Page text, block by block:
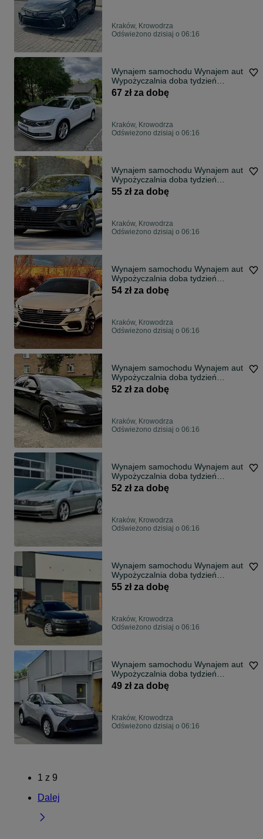
Kraków, Krowodrza
Odświeżono dzisiaj o 06:16
Wynajem samochodu Wynajem аut
Wypożyczalnia doba tydzień
wypożyczenie
67 zł za dobę
Kraków, Krowodrza
Odświeżono dzisiaj o 06:16
Wynajem samochodu Wynajem аut
Wypożyczalnia doba tydzień
wypożyczenie
55 zł za dobę
Kraków, Krowodrza
Odświeżono dzisiaj o 06:16
Wynajem samochodu Wynajem аut
Wypożyczalnia doba tydzień
wypożyczenie
54 zł za dobę
Kraków, Krowodrza
Odświeżono dzisiaj o 06:16
Wynajem samochodu Wynajem аut
Wypożyczalnia doba tydzień
wypożyczenie
52 zł za dobę
Kraków, Krowodrza
Odświeżono dzisiaj o 06:16
Wynajem samochodu Wynajem аut
Wypożyczalnia doba tydzień
wypożyczenie
52 zł za dobę
Kraków, Krowodrza
Odświeżono dzisiaj o 06:16
Wynajem samochodu Wynajem аut
Wypożyczalnia doba tydzień
wypożyczenie
55 zł za dobę
Kraków, Krowodrza
Odświeżono dzisiaj o 06:16
Wynajem samochodu Wynajem аut
Wypożyczalnia doba tydzień
wypożyczenie
49 zł za dobę
Kraków, Krowodrza
Odświeżono dzisiaj o 06:16
1 z 9
Dalej